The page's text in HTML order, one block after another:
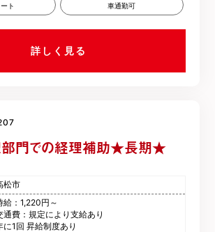
ト 車通勤可
詳しく見る
門での経理補助★長期★
松市
給：1,220円～
通費：規定により支給あり
に1回 昇給制度あり